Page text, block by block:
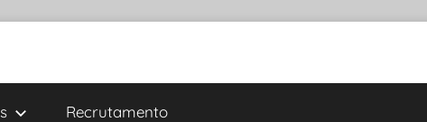
Recrutamento